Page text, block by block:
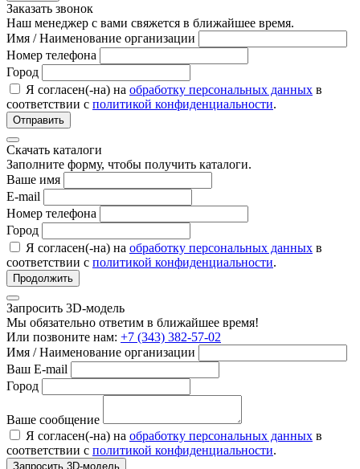
Заказать звонок
Наш менеджер с вами свяжется в ближайшее время.
Имя / Наименование организации
Номер телефона
Город
Я согласен(-на) на обработку персональных данных в
соответствии с политикой конфиденциальности.
Отправить
Скачать каталоги
Заполните форму, чтобы получить каталоги.
Ваше имя
E-mail
Номер телефона
Город
Я согласен(-на) на обработку персональных данных в
соответствии с политикой конфиденциальности.
Продолжить
Запросить 3D-модель
Мы обязательно ответим в ближайшее время!
Или позвоните нам: +7 (343) 382-57-02
Имя / Наименование организации
Ваш E-mail
Город
Ваше сообщение
Я согласен(-на) на обработку персональных данных в
соответствии с политикой конфиденциальности.
Запросить 3D-модель